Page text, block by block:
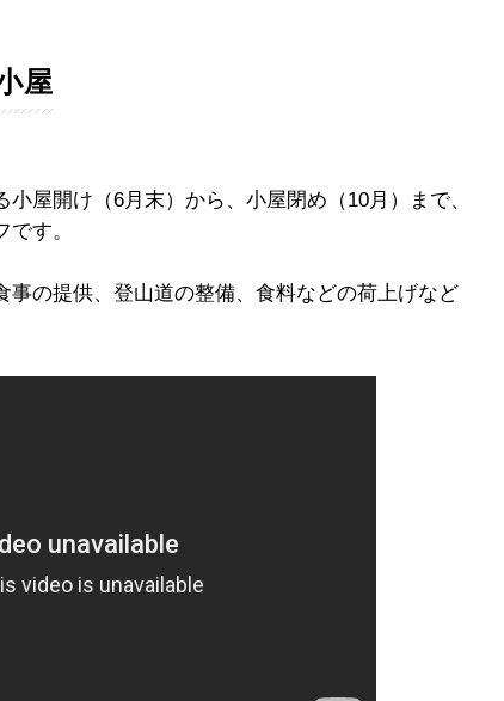
屋
屋開け（6月末）から、小屋閉め（10月）まで、
す。
事の提供、登山道の整備、食料などの荷上げなど